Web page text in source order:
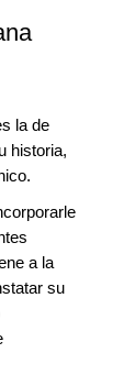
la de
historia,
a la
su